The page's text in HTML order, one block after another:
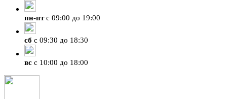
пн-птс 09:00 до 19:00
сб с 09:30 до 18:30
вс с 10:00 до 18:00